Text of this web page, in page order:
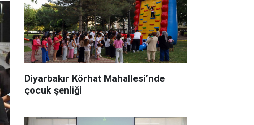
Diyarbakır Körhat Mahallesi’nde
çocuk şenliği